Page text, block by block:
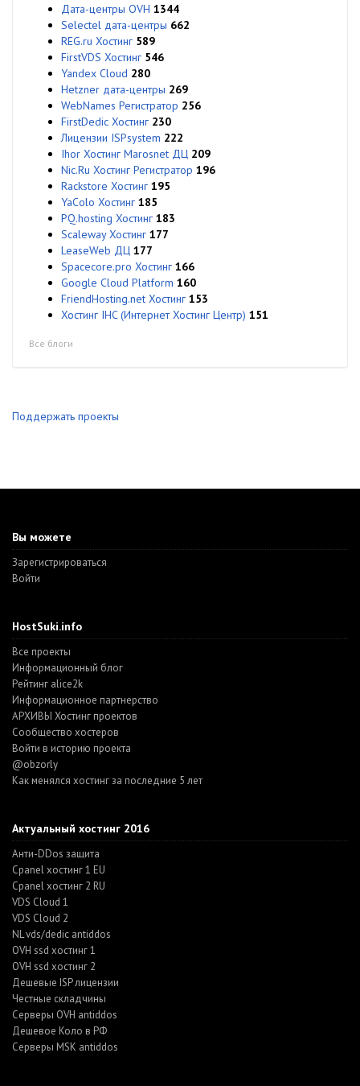
Дата-центры OVH 1344
Selectel дата-центры 662
REG.ru Хостинг 589
FirstVDS Хостинг 546
Yandex Cloud 280
Hetzner дата-центры 269
WebNames Регистратор 256
FirstDedic Хостинг 230
Лицензии ISPsystem 222
Ihor Хостинг Marosnet ДЦ 209
Nic.Ru Хостинг Регистратор 196
Rackstore Хостинг 195
YaColo Хостинг 185
PQ.hosting Хостинг 183
Scaleway Хостинг 177
LeaseWeb ДЦ 177
Spacecore.pro Хостинг 166
Google Cloud Platform 160
FriendHosting.net Хостинг 153
Хостинг IHC (Интернет Хостинг Центр) 151
Все блоги
Поддержать проекты
Вы можете
Зарегистрироваться
Войти
HostSuki.info
Все проекты
Информационный блог
Рейтинг alice2k
Информационное партнерство
АРХИВЫ Хостинг проектов
Cообщество хостеров
Войти в историю проекта
@obzorly
Как менялся хостинг за последние 5 лет
Актуальный хостинг 2016
Анти-DDos защита
Cpanel хостинг 1 EU
Cpanel хостинг 2 RU
VDS Cloud 1
VDS Cloud 2
NL vds/dedic antiddos
OVH ssd хостинг 1
OVH ssd хостинг 2
Дешевые ISP лицензии
Честные складчины
Серверы OVH antiddos
Дешевое Коло в РФ
Серверы MSK antiddos